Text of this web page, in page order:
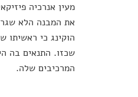
מעין אנרכיה
את המבנה הלא
הוקינג כי ראשיתו
שכזו. התנאים בה
המרכיבים שלה.